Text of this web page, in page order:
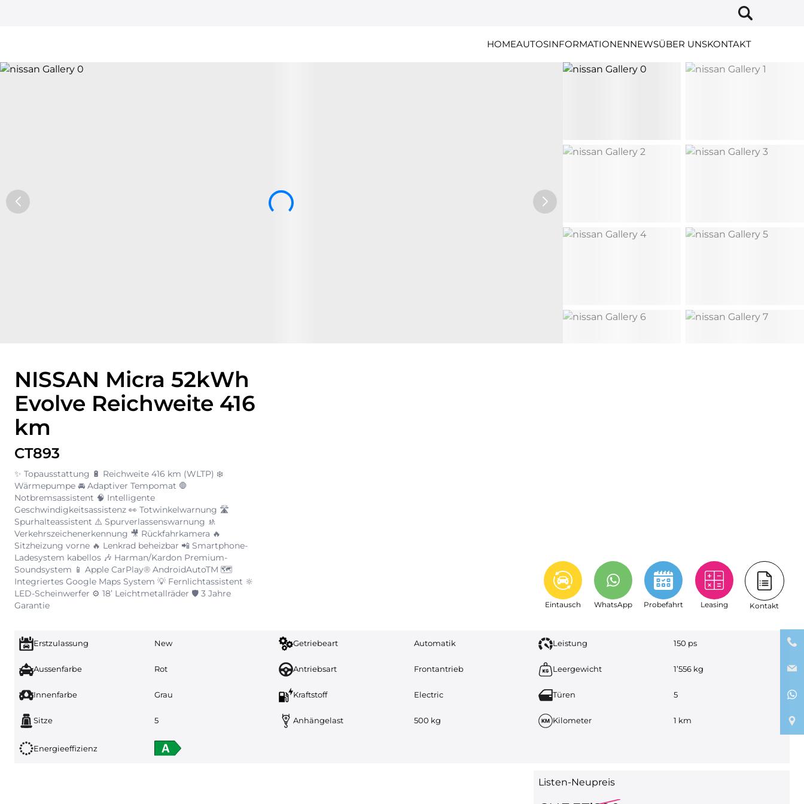
HOMEAUTOSINFORMATIONENNEWSÜBER UNSKONTAKT
NISSAN Micra 52kWh
Evolve Reichweite 416
km
CT893
✨ Topausstattung 🔋 Reichweite 416 km (WLTP) ❄️
Wärmepumpe 🚘 Adaptiver Tempomat 🛑
Notbremsassistent 🧠 Intelligente
Geschwindigkeitsassistenz 👀 Totwinkelwarnung 🛣️
Spurhalteassistent ⚠️ Spurverlassenswarnung 🚸
Verkehrszeichenerkennung 🎥 Rückfahrkamera 🔥
Sitzheizung vorne 🔥 Lenkrad beheizbar 📲 Smartphone-
Ladesystem kabellos 🎶 Harman/Kardon Premium-
Soundsystem 📱 Apple CarPlay® AndroidAutoTM 🗺️
Integriertes Google Maps System 💡 Fernlichtassistent 🔆
LED-Scheinwerfer ⚙️ 18’ Leichtmetallräder 🛡️ 3 Jahre
Garantie
Eintausch WhatsApp Probefahrt Leasing Kontakt
Erstzulassung New Getriebeart Automatik Leistung 150 ps
Aussenfarbe Rot Antriebsart Frontantrieb Leergewicht 1’556 kg
Innenfarbe Grau Kraftstoff Electric Türen 5
Sitze 5 Anhängelast 500 kg Kilometer 1 km
Energieeffizienz
Listen-Neupreis